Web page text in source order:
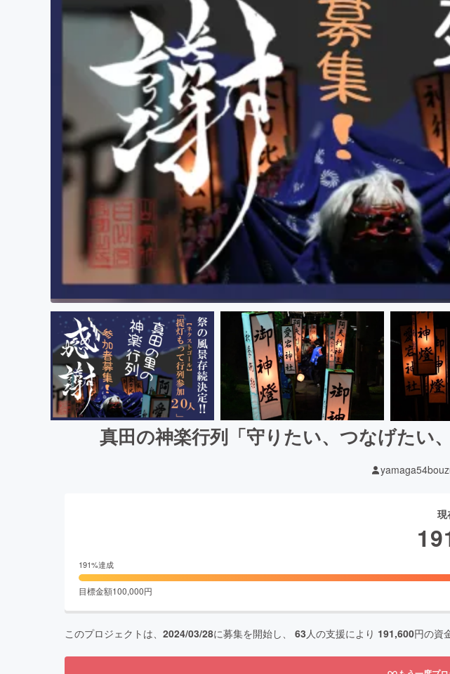
真田の神楽行列「守りたい、つなげたい
現
191%達成
目標金額100,000円
このプロジェクトは、 2024/03/28に募集を開始し、 63人の支援により 191,600円の資